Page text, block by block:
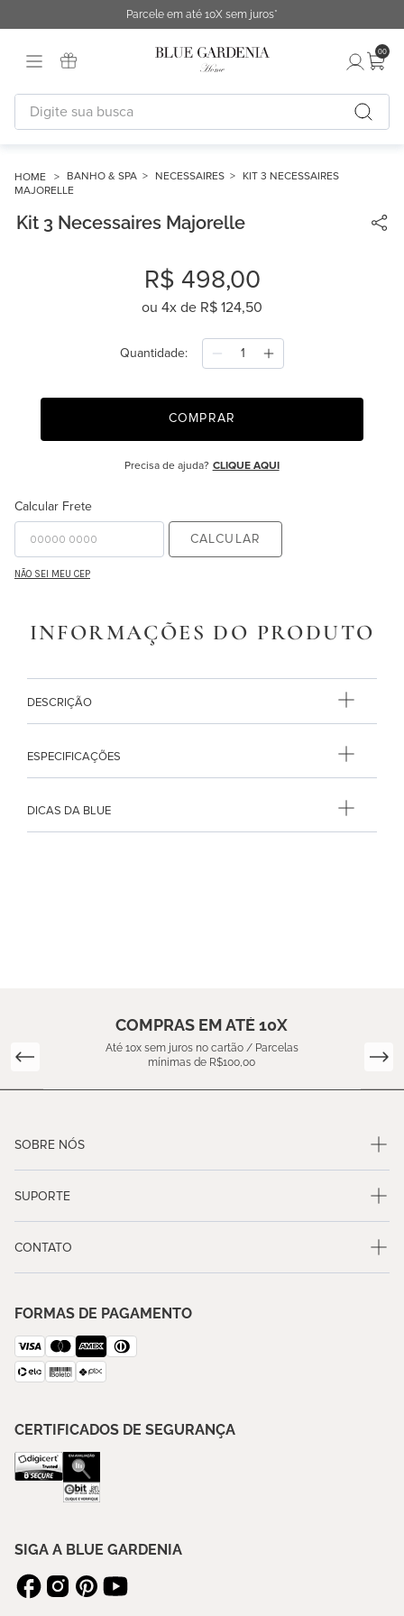
Parcele em até 10X sem juros*
00
Digite sua busca
BANHO & SPA NECESSAIRES
KIT 3 NECESSAIRES
MAJORELLE
Kit 3 Necessaires Majorelle
R$ 498,00
ou 4x de R$ 124,50
Quantidade
COMPRAR
Precisa de ajuda? CLIQUE AQUI
Calcular Frete
CALCULAR
NÃO SEI MEU CEP
INFORMAÇÕES DO PRODUTO
DESCRIÇÃO
ESPECIFICAÇÕES
DICAS DA BLUE
COMPRAS EM ATÉ 10X
Até 10x sem juros no cartão / Parcelas
mínimas de R$100,00
SOBRE NÓS
SUPORTE
CONTATO
FORMAS DE PAGAMENTO
CERTIFICADOS DE SEGURANÇA
SIGA A BLUE GARDENIA
1º
fronha
4º
chinelo
5º
difusor
7º
edredon
8º
necessaire
10º capa duvet